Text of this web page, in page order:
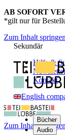
AB SOFORT
*gilt nur für
Zum Inhalt springen
Sekundär
Hilfe &
Kontakt
English
Bücher
Audio
Zum Inhalt springen